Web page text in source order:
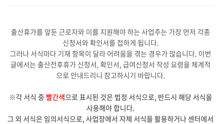
출산휴가를 앞둔 근로자와 이를 지원해야 하는 사업주는 가장 먼저 각종
신청서와 확인서를 접하게 됩니다.
그러나 서식마다 기재 항목이 달라 어려움을 겪는 경우가 많습니다. 이번
글에서는 출산전후휴가 신청서, 확인서, 급여신청서 작성 요령을 체계적
으로 안내드리니 참고하시기 바랍니다.
※각 서식 중 빨간색으로 표시된 것은 법정 서식으로, 반드시 해당 서식을
사용해야 합니다.
그 외 서식은 임의서식으로, 사업장에서 자체 서식을 활용하거나 센터에서